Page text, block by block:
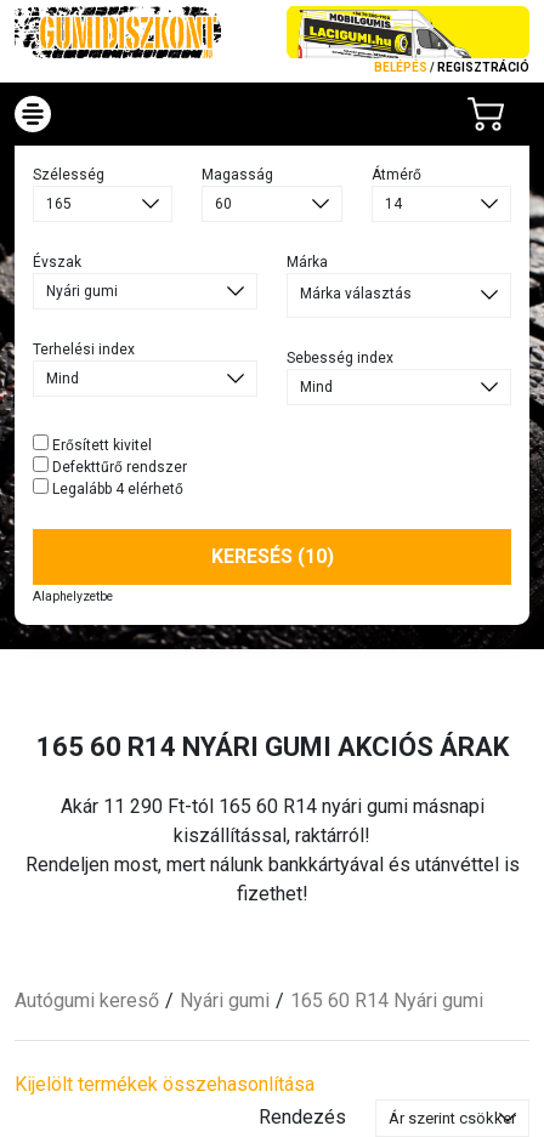
BELÉPÉS / REGISZTRÁCIÓ
Szélesség Magasság Átmérő
Évszak
Terhelési index
Márka
Márka választás
Sebesség index
Erősített kivitel
Defekttűrő rendszer
Legalább 4 elérhető
KERESÉS (10)
Alaphelyzetbe
165 60 R14 NYÁRI GUMI AKCIÓS ÁRAK
Akár 11 290 Ft-tól 165 60 R14 nyári gumi másnapi
kiszállítással, raktárról!
Rendeljen most, mert nálunk bankkártyával és utánvéttel is
fizethet!
Autógumi kereső Nyári gumi 165 60 R14 Nyári gumi
Kijelölt termékek összehasonlítása
Rendezés